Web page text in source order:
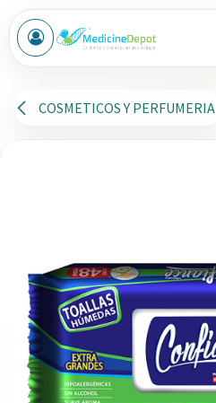
Ir al contenido
COSMETICOS Y PERFUMERIA